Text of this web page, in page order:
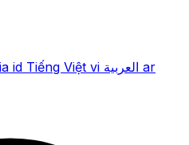
id Tiếng Việt vi العربية ar